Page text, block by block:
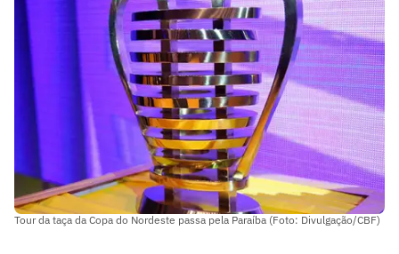
Tour da taça da Copa do Nordeste passa pela Paraíba (Foto: Divulgação/CBF)